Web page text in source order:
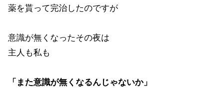
薬を貰って完治したのですが
意識が無くなったその夜は
主人も私も
「また意識が無くなるんじゃないか」